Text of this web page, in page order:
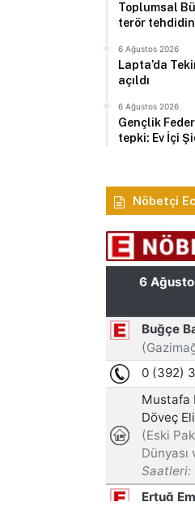
Toplumsal
terör
6 Ağustos 2026
Lapta’da
açıldı
6 Ağustos 2026
Gençlik
tepki: Ev İçi
Nöbetçi